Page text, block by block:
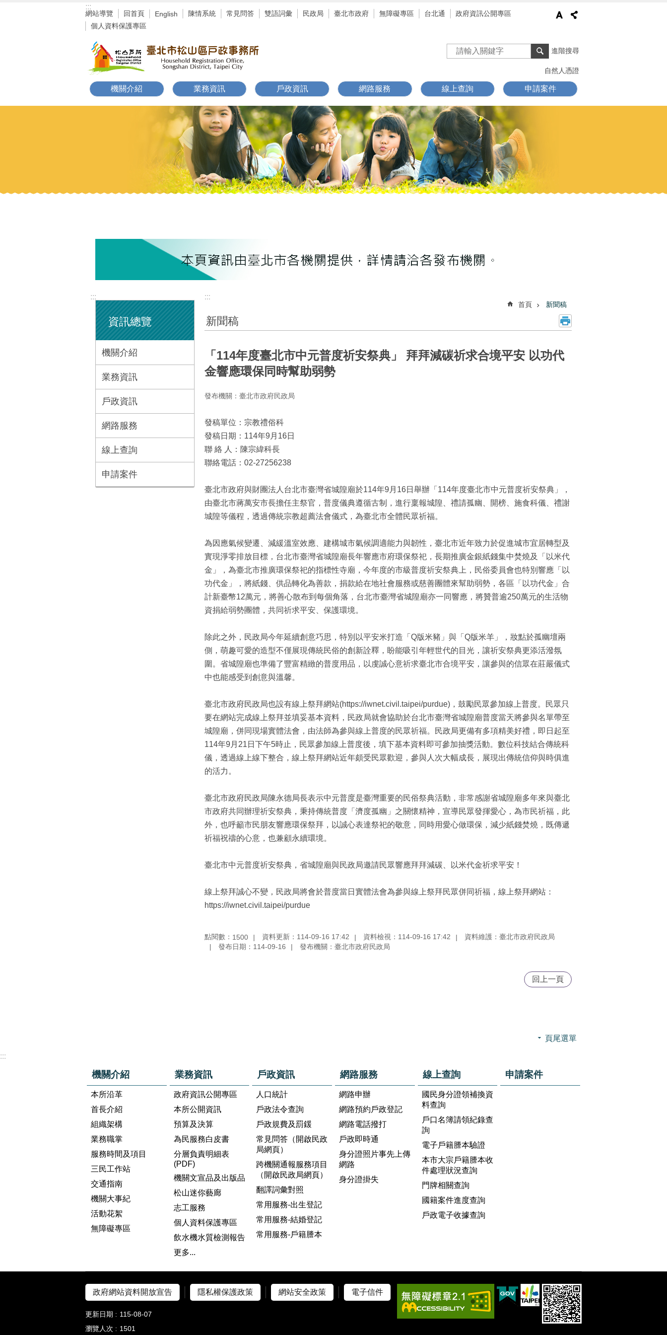
:::
網站導覽 回首頁 English 陳情系統 常見問答 雙語詞彙 民政局 臺北市政府 無障礙專區 台北通
政府資訊公開專區
個人資料保護專區
進階搜尋
自然人憑證
機關介紹 業務資訊 戶政資訊 網路服務 線上查詢 申請案件
:::
資訊總覽
機關介紹
業務資訊
戶政資訊
網路服務
線上查詢
申請案件
:::
首頁 新聞稿
新聞稿
「114年度臺北市中元普度祈安祭典」 拜拜減碳祈求合境平安 以功代
金響應環保同時幫助弱勢
發布機關：臺北市政府民政局
發稿單位：宗教禮俗科
發稿日期：114年9月16日
聯 絡 人：陳宗緯科長
聯絡電話：02-27256238
臺北市政府與財團法人台北市臺灣省城隍廟於114年9月16日舉辦「114年度臺北市中元普度祈安祭典」，
由臺北市蔣萬安市長擔任主祭官，普度儀典遵循古制，進行稟報城隍、禮請孤幽、開榜、施食科儀、禮謝
城隍等儀程，透過傳統宗教超薦法會儀式，為臺北市全體民眾祈福。
為因應氣候變遷、減緩溫室效應、建構城市氣候調適能力與韌性，臺北市近年致力於促進城市宜居轉型及
實現淨零排放目標，台北市臺灣省城隍廟長年響應市府環保祭祀，長期推廣金銀紙錢集中焚燒及「以米代
金」，為臺北市推廣環保祭祀的指標性寺廟，今年度的市級普度祈安祭典上，民俗委員會也特別響應「以
功代金」，將紙錢、供品轉化為善款，捐款給在地社會服務或慈善團體來幫助弱勢，各區「以功代金」合
計新臺幣12萬元，將善心散布到每個角落，台北市臺灣省城隍廟亦一同響應，將贊普逾250萬元的生活物
資捐給弱勢團體，共同祈求平安、保護環境。
除此之外，民政局今年延續創意巧思，特別以平安米打造「Q版米豬」與「Q版米羊」，妝點於孤幽壇兩
側，萌趣可愛的造型不僅展現傳統民俗的創新詮釋，盼能吸引年輕世代的目光，讓祈安祭典更添活潑氛
圍。省城隍廟也準備了豐富精緻的普度用品，以虔誠心意祈求臺北市合境平安，讓參與的信眾在莊嚴儀式
中也能感受到創意與溫馨。
臺北市政府民政局也設有線上祭拜網站(https://iwnet.civil.taipei/purdue)，鼓勵民眾參加線上普度。民眾只
要在網站完成線上祭拜並填妥基本資料，民政局就會協助於台北市臺灣省城隍廟普度當天將參與名單帶至
城隍廟，併同現場實體法會，由法師為參與線上普度的民眾祈福。民政局更備有多項精美好禮，即日起至
114年9月21日下午5時止，民眾參加線上普度後，填下基本資料即可參加抽獎活動。數位科技結合傳統科
儀，透過線上線下整合，線上祭拜網站近年頗受民眾歡迎，參與人次大幅成長，展現出傳統信仰與時俱進
的活力。
臺北市政府民政局陳永德局長表示中元普度是臺灣重要的民俗祭典活動，非常感謝省城隍廟多年來與臺北
市政府共同辦理祈安祭典，秉持傳統普度「濟度孤幽」之關懷精神，宣導民眾發揮愛心，為市民祈福，此
外，也呼籲市民朋友響應環保祭拜，以誠心表達祭祀的敬意，同時用愛心做環保，減少紙錢焚燒，既傳遞
祈福祝禱的心意，也兼顧永續環境。
臺北市中元普度祈安祭典，省城隍廟與民政局邀請民眾響應拜拜減碳、以米代金祈求平安！
線上祭拜誠心不變，民政局將會於普度當日實體法會為參與線上祭拜民眾併同祈福，線上祭拜網站：
https://iwnet.civil.taipei/purdue
點閱數： 1500 資料更新：114-09-16 17:42 資料檢視：114-09-16 17:42
資料維護：臺北市政府民政局
發布日期：114-09-16
發布機關：臺北市政府民政局
回上一頁
頁尾選單
:::
機關介紹
本所沿革
首長介紹
組織架構
業務職掌
服務時間及項目
三民工作站
交通指南
機關大事紀
活動花絮
無障礙專區
業務資訊
政府資訊公開專區
本所公開資訊
預算及決算
為民服務白皮書
分層負責明細表
(PDF)
機關文宣品及出版品
松山迷你藝廊
志工服務
個人資料保護專區
飲水機水質檢測報告
更多...
戶政資訊
人口統計
戶政法令查詢
戶政規費及罰鍰
常見問答（開啟民政
局網頁）
跨機關通報服務項目
（開啟民政局網頁）
翻譯詞彙對照
常用服務-出生登記
常用服務-結婚登記
常用服務-戶籍謄本
網路服務
網路申辦
網路預約戶政登記
網路電話撥打
戶政即時通
身分證照片事先上傳
網路
身分證掛失
線上查詢
國民身分證領補換資
料查詢
戶口名簿請領紀錄查
詢
電子戶籍謄本驗證
本市大宗戶籍謄本收
件處理狀況查詢
門牌相關查詢
國籍案件進度查詢
戶政電子收據查詢
申請案件
政府網站資料開放宣告 隱私權保護政策 網站安全政策 電子信件
更新日期
115-08-07
瀏覽人次
1501